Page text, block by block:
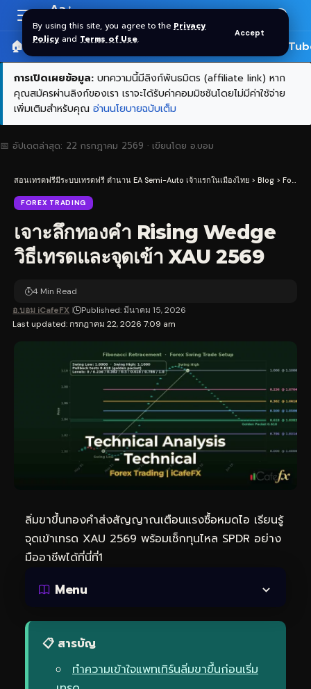
By using this site, you agree to the Privacy
Policy and Terms of Use.
Accept
Resizer
Aa
🏠 หน้าแรก ราคาทอง SPDR 🎬
การเปิดเผยข้อมูล: บทความนี้มีลิงก์พันธมิตร (affiliate link) หาก
คุณสมัครผ่านลิงก์ของเรา เราจะได้รับค่าคอมมิชชันโดยไม่มีค่าใช้จ่าย
เพิ่มเติมสำหรับคุณ อ่านนโยบายฉบับเต็ม
📅 อัปเดตล่าสุด: 22 กรกฎาคม 2569 · เขียนโดย อ.บอม
สอนเทรดฟรีมีระบบเทรดฟรี ตำนาน EA Semi-Auto เจ้าแรกในเมืองไทย > Blog > Forex Trading
FOREX TRADING
เจาะลึกทองคำ Rising Wedge
วิธีเทรดและจุดเข้า XAU 2569
Last updated: กรกฎาคม 22, 2026 7:09 am
อ.บอม iCafeFX Published: มีนาคม 15, 2026
4 Min Read
ลิ่มขาขึ้นทองคำส่งสัญญาณเตือนแรงซื้อหมดไอ เรียนรู้
จุดเข้าเทรด XAU 2569 พร้อมเช็กทุนไหล SPDR อย่าง
มืออาชีพได้ที่นี่ที่1
Menu
📋 สารบัญ
ทำความเข้าใจแพทเทิร์นลิ่มขาขึ้นก่อนเริ่ม